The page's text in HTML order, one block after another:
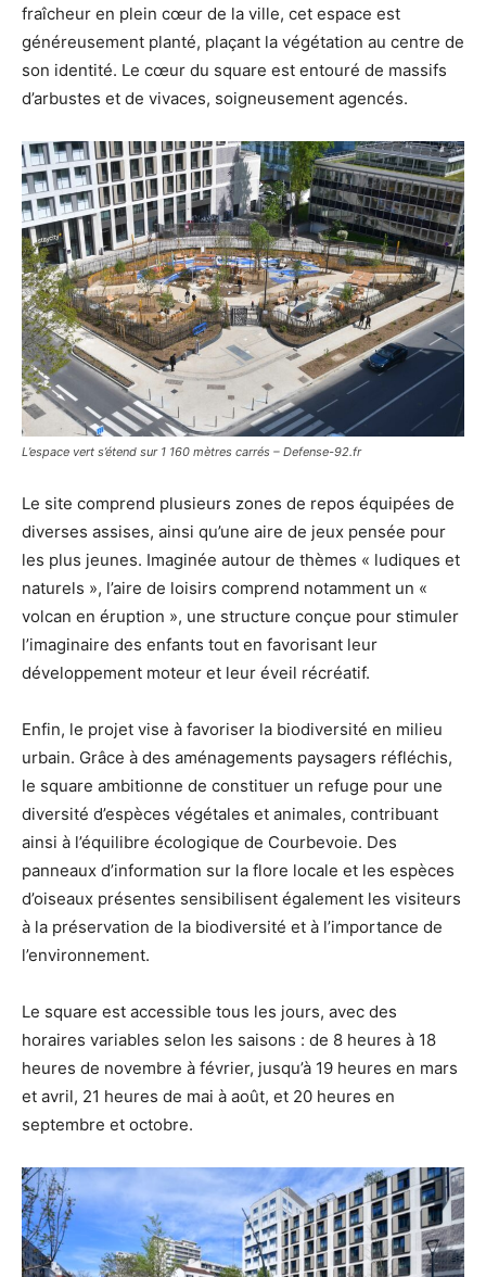
fraîcheur en plein cœur de la ville, cet espace est
généreusement planté, plaçant la végétation au centre de
son identité. Le cœur du square est entouré de massifs
d’arbustes et de vivaces, soigneusement agencés.
L’espace vert s’étend sur 1 160 mètres carrés – Defense-92.fr
Le site comprend plusieurs zones de repos équipées de
diverses assises, ainsi qu’une aire de jeux pensée pour
les plus jeunes. Imaginée autour de thèmes « ludiques et
naturels », l’aire de loisirs comprend notamment un «
volcan en éruption », une structure conçue pour stimuler
l’imaginaire des enfants tout en favorisant leur
développement moteur et leur éveil récréatif.
Enfin, le projet vise à favoriser la biodiversité en milieu
urbain. Grâce à des aménagements paysagers réfléchis,
le square ambitionne de constituer un refuge pour une
diversité d’espèces végétales et animales, contribuant
ainsi à l’équilibre écologique de Courbevoie. Des
panneaux d’information sur la flore locale et les espèces
d’oiseaux présentes sensibilisent également les visiteurs
à la préservation de la biodiversité et à l’importance de
l’environnement.
Le square est accessible tous les jours, avec des
horaires variables selon les saisons : de 8 heures à 18
heures de novembre à février, jusqu’à 19 heures en mars
et avril, 21 heures de mai à août, et 20 heures en
septembre et octobre.